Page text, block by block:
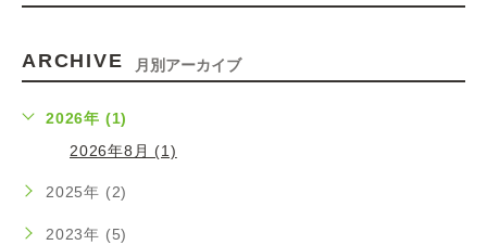
ARCHIVE 月別アーカイブ
2026年 (1)
2026年8月 (1)
2025年 (2)
2023年 (5)